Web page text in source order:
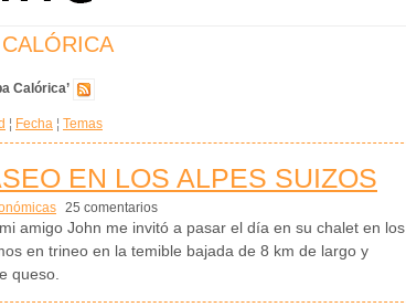
Calórica’
¦ Fecha ¦ Temas
EN LOS ALPES SUIZOS
25 comentarios
amigo John me invitó a pasar el día en su chalet en los
en trineo en la temible bajada de 8 km de largo y
queso.